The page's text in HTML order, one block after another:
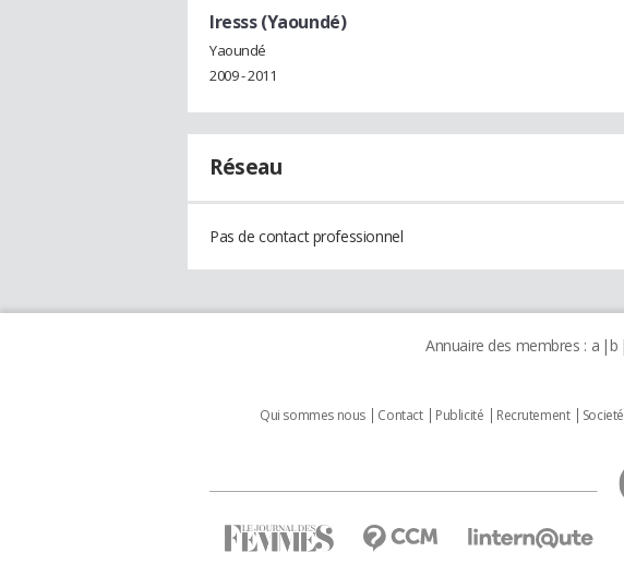
Iresss (Yaoundé)
Yaoundé
2009 - 2011
Réseau
Pas de contact professionnel
Annuaire des membres : a b
Qui sommes nous Contact Publicité Recrutement Societé